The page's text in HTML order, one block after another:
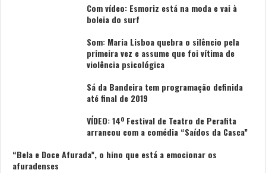
Com vídeo: Esmoriz está na moda e vai à
boleia do surf
Som: Maria Lisboa quebra o silêncio pela
primeira vez e assume que foi vítima de
violência psicológica
Sá da Bandeira tem programação definida
até final de 2019
VÍDEO: 14º Festival de Teatro de Perafita
arrancou com a comédia “Saídos da Casca”
“Bela e Doce Afurada”, o hino que está a emocionar os
afuradenses